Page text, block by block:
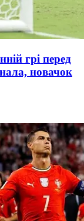
грі перед
новачок